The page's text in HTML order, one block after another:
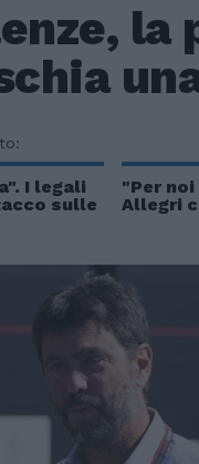
la
I legali
sulle
"Per
Allegri